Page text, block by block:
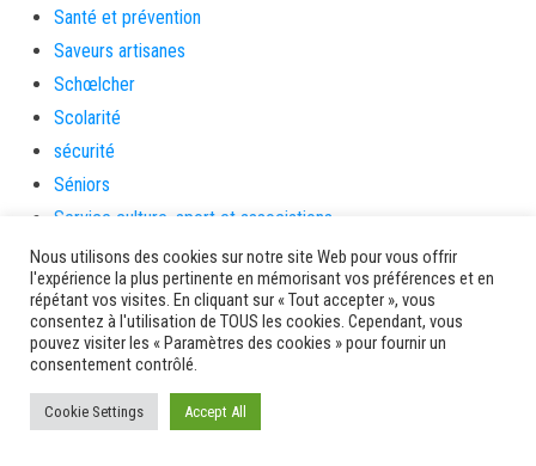
Santé et prévention
Saveurs artisanes
Schœlcher
Scolarité
sécurité
Séniors
Service culture, sport et associations
Service de l'urbanisme
Services
sinistrés
social
Solidarités
Nous utilisons des cookies sur notre site Web pour vous offrir
l'expérience la plus pertinente en mémorisant vos préférences et en
répétant vos visites. En cliquant sur « Tout accepter », vous
consentez à l'utilisation de TOUS les cookies. Cependant, vous
pouvez visiter les « Paramètres des cookies » pour fournir un
consentement contrôlé.
Cookie Settings Accept All